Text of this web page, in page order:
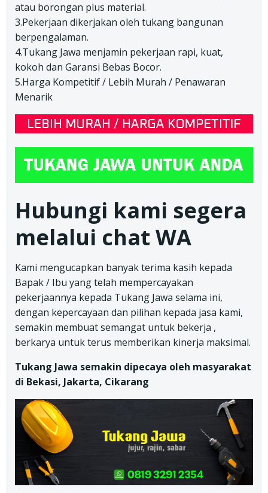
atau borongan plus material.
3.Pekerjaan dikerjakan oleh tukang bangunan
berpengalaman.
4.Tukang Jawa menjamin pekerjaan rapi, kuat,
kokoh dan Garansi Bebas Bocor.
5.Harga Kompetitif / Lebih Murah / Penawaran
Menarik
Hubungi kami segera
melalui chat WA
Kami mengucapkan banyak terima kasih kepada
Bapak / Ibu yang telah mempercayakan
pekerjaannya kepada Tukang Jawa selama ini,
dengan kepercayaan dan pilihan kepada jasa kami,
semakin membuat semangat untuk bekerja ,
berkarya untuk terus memberikan kinerja maksimal.
Tukang Jawa semakin dipecaya oleh masyarakat
di Bekasi, Jakarta, Cikarang